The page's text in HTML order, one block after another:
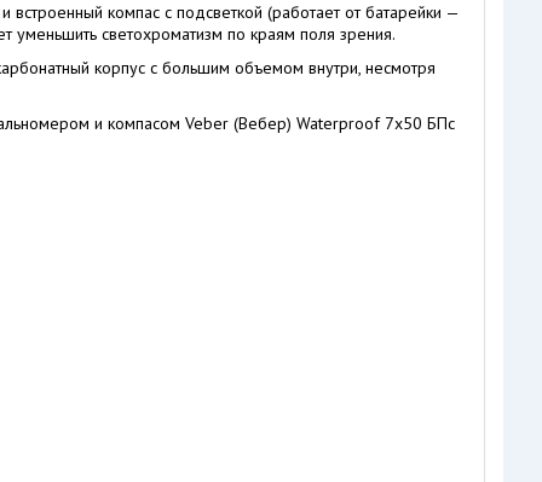
компас с подсветкой (работает от батарейки —
светохроматизм по краям поля зрения.
корпус с большим объемом внутри, несмотря